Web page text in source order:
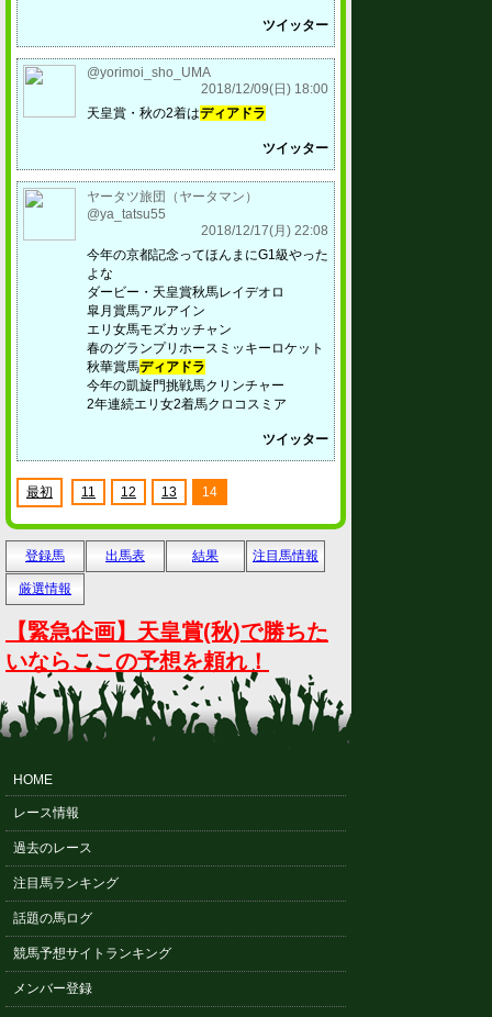
ツイッター
@yorimoi_sho_UMA
2018/12/09(日) 18:00
天皇賞・秋の2着はディアドラ
ツイッター
ヤータツ旅団（ヤータマン）
@ya_tatsu55
2018/12/17(月) 22:08
今年の京都記念ってほんまにG1級やった
よな
ダービー・天皇賞秋馬レイデオロ
皐月賞馬アルアイン
エリ女馬モズカッチャン
春のグランプリホースミッキーロケット
秋華賞馬ディアドラ
今年の凱旋門挑戦馬クリンチャー
2年連続エリ女2着馬クロコスミア
ツイッター
最初 11 12 13 14
登録馬 出馬表 結果 注目馬情報
厳選情報
【緊急企画】天皇賞(秋)で勝ちた
いならここの予想を頼れ！
HOME
レース情報
過去のレース
注目馬ランキング
話題の馬ログ
競馬予想サイトランキング
メンバー登録